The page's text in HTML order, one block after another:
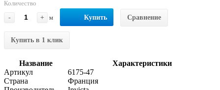
Количество
-
+ м Купить Сравнение
Купить в 1 клик
Название
Характеристики
Артикул
6175-47
Страна
Франция